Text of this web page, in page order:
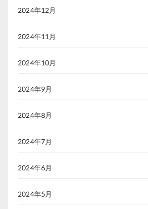
2024年12月
2024年11月
2024年10月
2024年9月
2024年8月
2024年7月
2024年6月
2024年5月